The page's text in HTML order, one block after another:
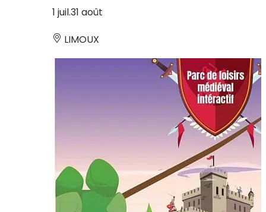
1 juil.31 août
LIMOUX